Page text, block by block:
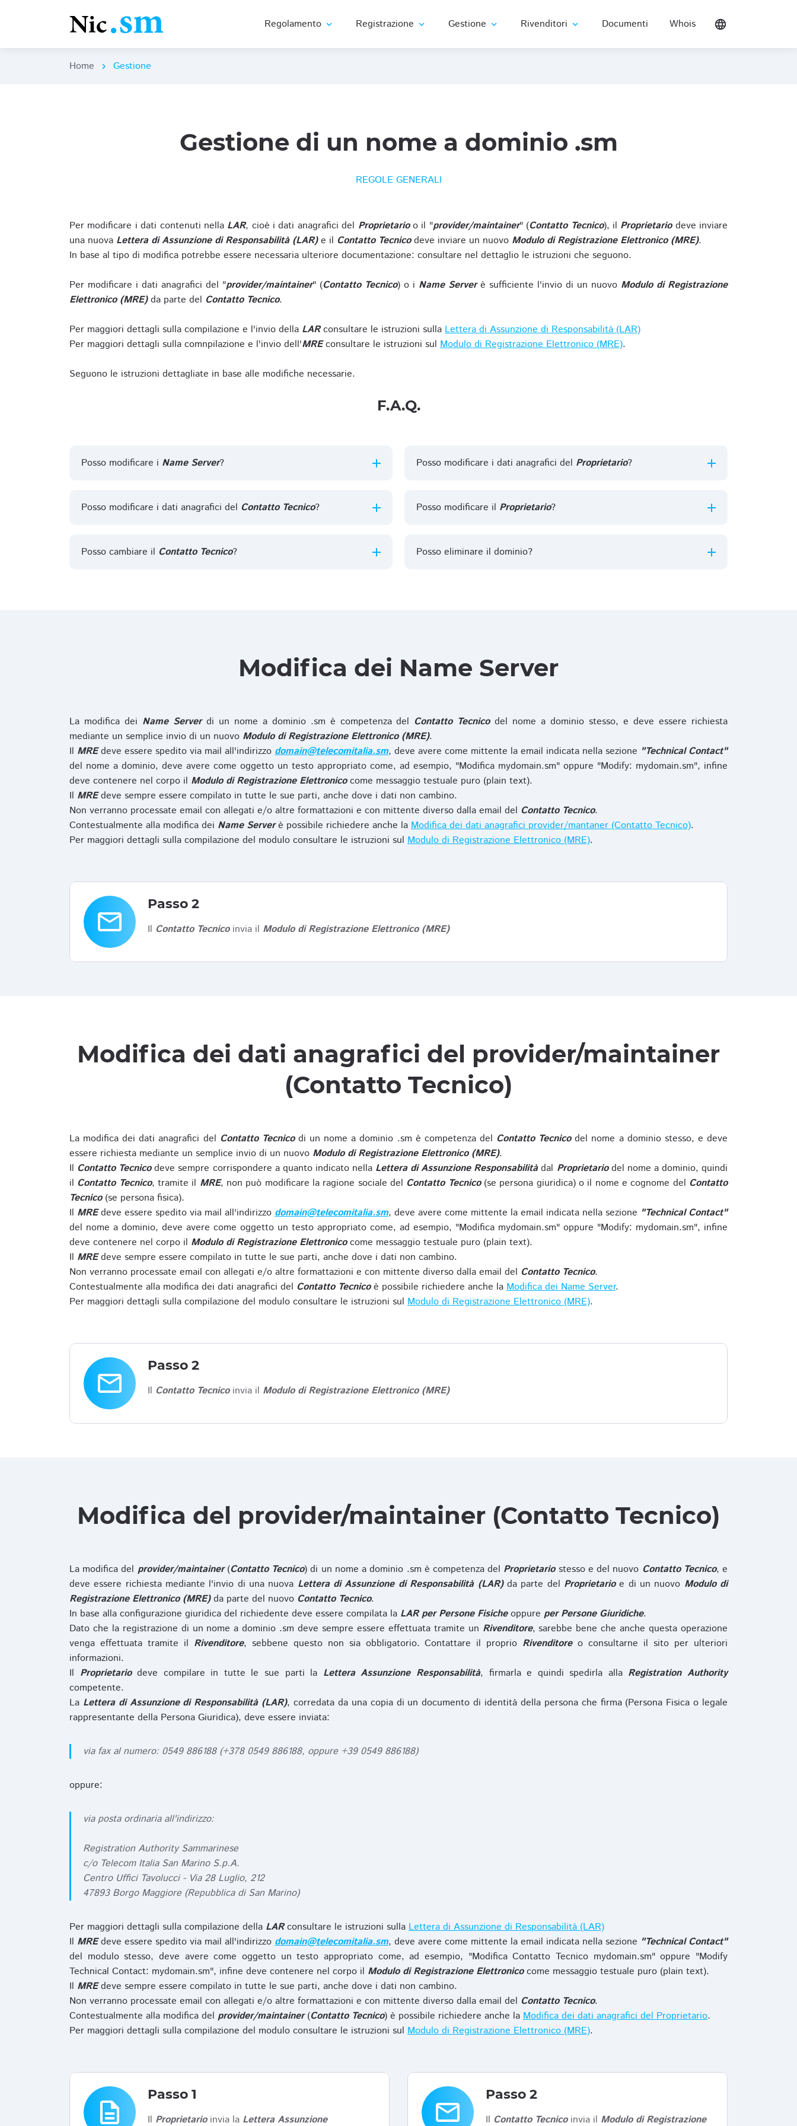
Regolamento expand_more Registrazione expand_more Gestione expand_more Rivenditori expand_more Documenti Whois language
Home chevron_right Gestione
Gestione di un nome a dominio .sm
REGOLE GENERALI
Per modificare i dati contenuti nella LAR, cioè i dati anagrafici del Proprietarioo il "provider/maintainer" (Contatto Tecnico), il Proprietariodeve inviare
una nuova Lettera di Assunzione di Responsabilità (LAR)e il Contatto Tecnicodeve inviare un nuovo Modulo di Registrazione Elettronico (MRE).
In base al tipo di modifica potrebbe essere necessaria ulteriore documentazione: consultare nel dettaglio le istruzioni che seguono.
Per modificare i dati anagrafici del "provider/maintainer" (Contatto Tecnico) o i Name Serverè sufficiente l'invio di un nuovo Modulo di Registrazione
Elettronico (MRE)da parte del Contatto Tecnico.
Per maggiori dettagli sulla compilazione e l'invio della LARconsultare le istruzioni sulla Lettera di Assunzione di Responsabilità (LAR)
Per maggiori dettagli sulla comnpilazione e l'invio dell'MREconsultare le istruzioni sul Modulo di Registrazione Elettronico (MRE).
Seguono le istruzioni dettagliate in base alle modifiche necessarie.
F.A.Q.
Posso modificare i Name Server?
Posso modificare i dati anagrafici del Contatto Tecnico?
Posso cambiare il Contatto Tecnico?
Posso modificare i dati anagrafici del Proprietario?
Posso modificare il Proprietario?
Posso eliminare il dominio?
Modifica dei Name Server
La modifica dei Name Serverdi un nome a dominio .sm è competenza del Contatto Tecnicodel nome a dominio stesso, e deve essere richiesta
mediante un semplice invio di un nuovo Modulo di Registrazione Elettronico (MRE).
Il MREdeve essere spedito via mail all'indirizzo domain@telecomitalia.sm, deve avere come mittente la email indicata nella sezione "Technical Contact"
del nome a dominio, deve avere come oggetto un testo appropriato come, ad esempio, "Modifica mydomain.sm" oppure "Modify: mydomain.sm", infine
deve contenere nel corpo il Modulo di Registrazione Elettronicocome messaggio testuale puro (plain text).
Il MREdeve sempre essere compilato in tutte le sue parti, anche dove i dati non cambino.
Non verranno processate email con allegati e/o altre formattazioni e con mittente diverso dalla email del Contatto Tecnico.
Contestualmente alla modifica dei Name Serverè possibile richiedere anche la Modifica dei dati anagrafici provider/mantaner (Contatto Tecnico).
Per maggiori dettagli sulla compilazione del modulo consultare le istruzioni sul Modulo di Registrazione Elettronico (MRE).
email
Passo 2
Il Contatto Tecnicoinvia il Modulo di Registrazione Elettronico (MRE)
Modifica dei dati anagrafici del provider/maintainer
(Contatto Tecnico)
La modifica dei dati anagrafici del Contatto Tecnicodi un nome a dominio .sm è competenza del Contatto Tecnicodel nome a dominio stesso, e deve
essere richiesta mediante un semplice invio di un nuovo Modulo di Registrazione Elettronico (MRE).
Il Contatto Tecnicodeve sempre corrispondere a quanto indicato nella Lettera di Assunzione Responsabilitàdal Proprietariodel nome a dominio, quindi
il Contatto Tecnico, tramite il MRE, non può modificare la ragione sociale del Contatto Tecnico(se persona giuridica) o il nome e cognome del Contatto
Tecnico(se persona fisica).
Il MREdeve essere spedito via mail all'indirizzo domain@telecomitalia.sm, deve avere come mittente la email indicata nella sezione "Technical Contact"
del nome a dominio, deve avere come oggetto un testo appropriato come, ad esempio, "Modifica mydomain.sm" oppure "Modify: mydomain.sm", infine
deve contenere nel corpo il Modulo di Registrazione Elettronicocome messaggio testuale puro (plain text).
Il MREdeve sempre essere compilato in tutte le sue parti, anche dove i dati non cambino.
Non verranno processate email con allegati e/o altre formattazioni e con mittente diverso dalla email del Contatto Tecnico.
Contestualmente alla modifica dei dati anagrafici del Contatto Tecnicoè possibile richiedere anche la Modifica dei Name Server.
Per maggiori dettagli sulla compilazione del modulo consultare le istruzioni sul Modulo di Registrazione Elettronico (MRE).
email
Passo 2
Il Contatto Tecnicoinvia il Modulo di Registrazione Elettronico (MRE)
Modifica del provider/maintainer (Contatto Tecnico)
La modifica del provider/maintainer(Contatto Tecnico) di un nome a dominio .sm è competenza del Proprietariostesso e del nuovo Contatto Tecnico, e
deve essere richiesta mediante l'invio di una nuova Lettera di Assunzione di Responsabilità (LAR)da parte del Proprietarioe di un nuovo Modulo di
Registrazione Elettronico (MRE)da parte del nuovo Contatto Tecnico.
In base alla configurazione giuridica del richiedente deve essere compilata la LAR per Persone Fisicheoppure per Persone Giuridiche.
Dato che la registrazione di un nome a dominio .sm deve sempre essere effettuata tramite un Rivenditore, sarebbe bene che anche questa operazione
venga effettuata tramite il Rivenditore, sebbene questo non sia obbligatorio. Contattare il proprio Rivenditoreo consultarne il sito per ulteriori
informazioni.
Il Proprietariodeve compilare in tutte le sue parti la Lettera Assunzione Responsabilità, firmarla e quindi spedirla alla Registration Authority
competente.
La Lettera di Assunzione di Responsabilità (LAR), corredata da una copia di un documento di identità della persona che firma (Persona Fisica o legale
rappresentante della Persona Giuridica), deve essere inviata:
via fax al numero: 0549 886188 (+378 0549 886188, oppure +39 0549 886188)
oppure:
via posta ordinaria all'indirizzo:
Registration Authority Sammarinese
c/o Telecom Italia San Marino S.p.A.
Centro Uffici Tavolucci - Via 28 Luglio, 212
47893 Borgo Maggiore (Repubblica di San Marino)
Per maggiori dettagli sulla compilazione della LARconsultare le istruzioni sulla Lettera di Assunzione di Responsabilità (LAR)
Il MREdeve essere spedito via mail all'indirizzo domain@telecomitalia.sm, deve avere come mittente la email indicata nella sezione "Technical Contact"
del modulo stesso, deve avere come oggetto un testo appropriato come, ad esempio, "Modifica Contatto Tecnico mydomain.sm" oppure "Modify
Technical Contact: mydomain.sm", infine deve contenere nel corpo il Modulo di Registrazione Elettronicocome messaggio testuale puro (plain text).
Il MREdeve sempre essere compilato in tutte le sue parti, anche dove i dati non cambino.
Non verranno processate email con allegati e/o altre formattazioni e con mittente diverso dalla email del Contatto Tecnico.
Contestualmente alla modifica del provider/maintainer(Contatto Tecnico) è possibile richiedere anche la Modifica dei dati anagrafici del Proprietario.
Per maggiori dettagli sulla compilazione del modulo consultare le istruzioni sul Modulo di Registrazione Elettronico (MRE).
description
Passo 1
Il Proprietarioinvia la Lettera Assunzione email
Passo 2
Il Contatto Tecnicoinvia il Modulo di Registrazione